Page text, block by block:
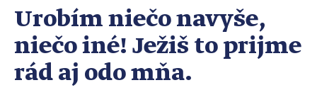
Urobím niečo navyše,
niečo iné! Ježiš to prijme
rád aj odo mňa.